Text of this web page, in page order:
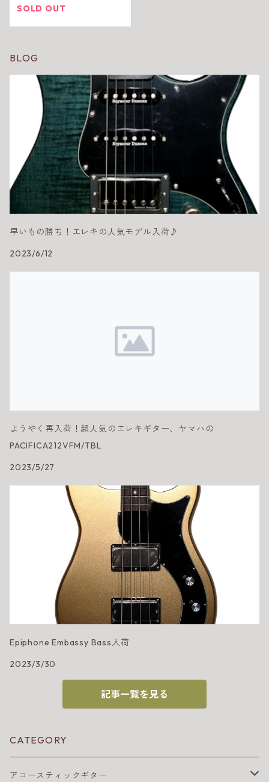
SOLD OUT
BLOG
早いもの勝ち！エレキの人気モデル入荷♪
2023/6/12
ようやく再入荷！超人気のエレキギター、ヤマハの
PACIFICA212VFM/TBL
2023/5/27
Epiphone Embassy Bass入荷
2023/3/30
記事一覧を見る
CATEGORY
アコースティックギター